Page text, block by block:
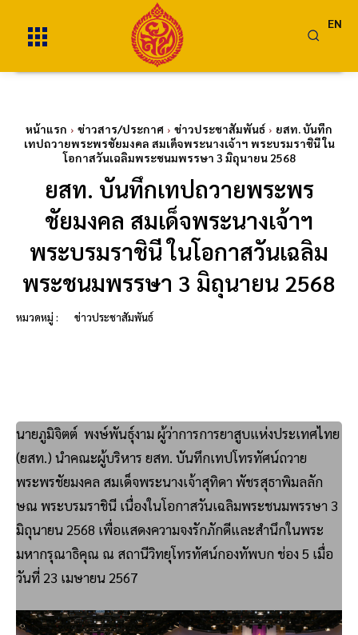
EN
หน้าแรก ข่าวสาร/ประกาศ ข่าวประชาสัมพันธ์
ยสท. บันทึก
เทปถวายพระพรชัยมงคล สมเด็จพระนางเจ้าฯ พระบรมราชินี ใน
โอกาสวันเฉลิมพระชนมพรรษา 3 มิถุนายน 2568
ยสท. บันทึกเทปถวายพระพร
ชัยมงคล สมเด็จพระนางเจ้าฯ
พระบรมราชินี ในโอกาสวันเฉลิม
พระชนมพรรษา 3 มิถุนายน 2568
หมวดหมู่ : ข่าวประชาสัมพันธ์
นายภูมิจิตต์ พงษ์พันธุ์งาม ผู้ว่าการการยาสูบแห่งประเทศไทย
(ยสท.) นำคณะผู้บริหาร ยสท. บันทึกเทปโทรทัศน์ถวาย
พระพรชัยมงคล สมเด็จพระนางเจ้าสุทิดา พัชรสุธาพิมลลัก
ษณ พระบรมราชินี เนื่องในโอกาสวันเฉลิมพระชนมพรรษา 3
มิถุนายน 2568 เพื่อแสดงความจงรักภักดีและสำนึกในพระ
มหากรุณาธิคุณ ณ สถานีวิทยุโทรทัศน์กองทัพบก ช่อง 5 เมื่อ
วันที่ 23 เมษายน 2567